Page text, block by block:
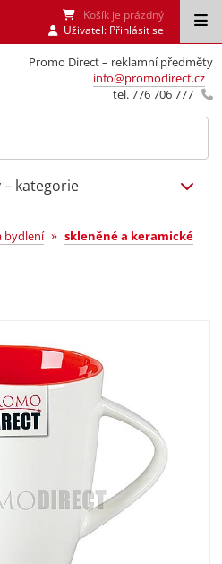
Promo Direct – reklamní předměty
info@promodirect.cz
tel. 776 706 777
Košík je prázdný
Uživatel: Přihlásit se
– kategorie
bydlení» skleněné a keramické